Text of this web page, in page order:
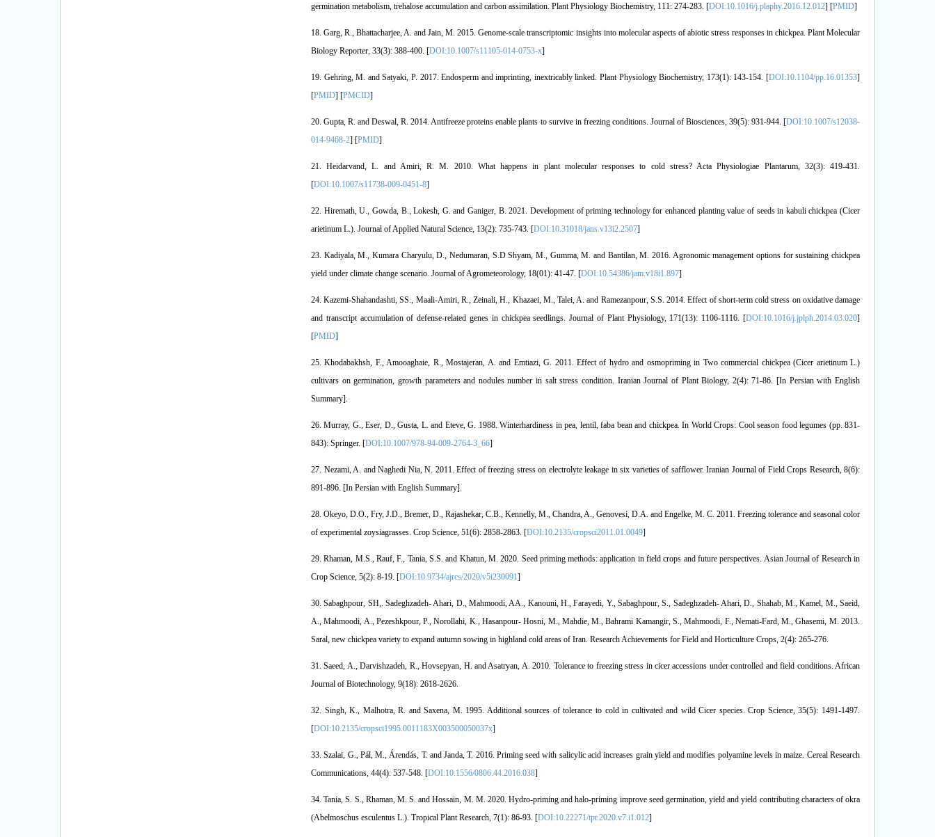
germination metabolism, trehalose accumulation and carbon assimilation. Plant Physiology Biochemistry, 111: 274-283. [DOI:10.1016/j.plaphy.2016.12.012] [PMID]
18. Garg, R., Bhattacharjee, A. and Jain, M. 2015. Genome-scale transcriptomic insights into molecular aspects of abiotic stress responses in chickpea. Plant Molecular
Biology Reporter, 33(3): 388-400. [DOI:10.1007/s11105-014-0753-x]
19. Gehring, M. and Satyaki, P. 2017. Endosperm and imprinting, inextricably linked. Plant Physiology Biochemistry, 173(1): 143-154. [DOI:10.1104/pp.16.01353]
[PMID] [PMCID]
20. Gupta, R. and Deswal, R. 2014. Antifreeze proteins enable plants to survive in freezing conditions. Journal of Biosciences, 39(5): 931-944. [DOI:10.1007/s12038-
014-9468-2] [PMID]
21. Heidarvand, L. and Amiri, R. M. 2010. What happens in plant molecular responses to cold stress? Acta Physiologiae Plantarum, 32(3): 419-431.
[DOI:10.1007/s11738-009-0451-8]
22. Hiremath, U., Gowda, B., Lokesh, G. and Ganiger, B. 2021. Development of priming technology for enhanced planting value of seeds in kabuli chickpea (Cicer
arietinum L.). Journal of Applied Natural Science, 13(2): 735-743. [DOI:10.31018/jans.v13i2.2507]
23. Kadiyala, M., Kumara Charyulu, D., Nedumaran, S.D Shyam, M., Gumma, M. and Bantilan, M. 2016. Agronomic management options for sustaining chickpea
yield under climate change scenario. Journal of Agrometeorology, 18(01): 41-47. [DOI:10.54386/jam.v18i1.897]
24. Kazemi-Shahandashti, SS., Maali-Amiri, R., Zeinali, H., Khazaei, M., Talei, A. and Ramezanpour, S.S. 2014. Effect of short-term cold stress on oxidative damage
and transcript accumulation of defense-related genes in chickpea seedlings. Journal of Plant Physiology, 171(13): 1106-1116. [DOI:10.1016/j.jplph.2014.03.020]
[PMID]
25. Khodabakhsh, F., Amooaghaie, R., Mostajeran, A. and Emtiazi, G. 2011. Effect of hydro and osmopriming in Two commercial chickpea (Cicer arietinum L.)
cultivars on germination, growth parameters and nodules number in salt stress condition. Iranian Journal of Plant Biology, 2(4): 71-86. [In Persian with English
Summary].
26. Murray, G., Eser, D., Gusta, L. and Eteve, G. 1988. Winterhardiness in pea, lentil, faba bean and chickpea. In World Crops: Cool season food legumes (pp. 831-
843): Springer. [DOI:10.1007/978-94-009-2764-3_66]
27. Nezami, A. and Naghedi Nia, N. 2011. Effect of freezing stress on electrolyte leakage in six varieties of safflower. Iranian Journal of Field Crops Research, 8(6):
891-896. [In Persian with English Summary].
28. Okeyo, D.O., Fry, J.D., Bremer, D., Rajashekar, C.B., Kennelly, M., Chandra, A., Genovesi, D.A. and Engelke, M. C. 2011. Freezing tolerance and seasonal color
of experimental zoysiagrasses. Crop Science, 51(6): 2858-2863. [DOI:10.2135/cropsci2011.01.0049]
29. Rhaman, M.S., Rauf, F., Tania, S.S. and Khatun, M. 2020. Seed priming methods: application in field crops and future perspectives. Asian Journal of Research in
Crop Science, 5(2): 8-19. [DOI:10.9734/ajrcs/2020/v5i230091]
30. Sabaghpour, SH,. Sadeghzadeh- Ahari, D., Mahmoodi, AA., Kanouni, H., Farayedi, Y., Sabaghpour, S., Sadeghzadeh- Ahari, D., Shahab, M., Kamel, M., Saeid,
A., Mahmoodi, A., Pezeshkpour, P., Norollahi, K., Hasanpour- Hosni, M., Mahdie, M., Bahrami Kamangir, S., Mahmoodi, F., Nemati-Fard, M., Ghasemi, M. 2013.
Saral, new chickpea variety to expand autumn sowing in highland cold areas of Iran. Research Achievements for Field and Horticulture Crops, 2(4): 265-276.
31. Saeed, A., Darvishzadeh, R., Hovsepyan, H. and Asatryan, A. 2010. Tolerance to freezing stress in cicer accessions under controlled and field conditions. African
Journal of Biotechnology, 9(18): 2618-2626.
32. Singh, K., Malhotra, R. and Saxena, M. 1995. Additional sources of tolerance to cold in cultivated and wild Cicer species. Crop Science, 35(5): 1491-1497.
[DOI:10.2135/cropsci1995.0011183X003500050037x]
33. Szalai, G., Pál, M., Árendás, T. and Janda, T. 2016. Priming seed with salicylic acid increases grain yield and modifies polyamine levels in maize. Cereal Research
Communications, 44(4): 537-548. [DOI:10.1556/0806.44.2016.038]
34. Tania, S. S., Rhaman, M. S. and Hossain, M. M. 2020. Hydro-priming and halo-priming improve seed germination, yield and yield contributing characters of okra
(Abelmoschus esculentus L.). Tropical Plant Research, 7(1): 86-93. [DOI:10.22271/tpr.2020.v7.i1.012]